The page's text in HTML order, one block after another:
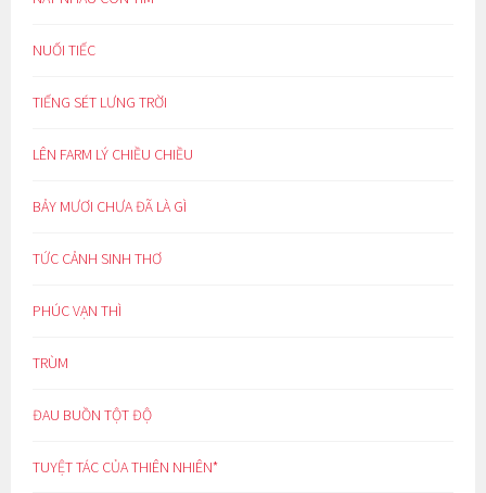
NUỐI TIẾC
TIẾNG SÉT LƯNG TRỜI
LÊN FARM LÝ CHIỀU CHIỀU
BẢY MƯƠI CHƯA ĐÃ LÀ GÌ
TỨC CẢNH SINH THƠ
PHÚC VẠN THÌ
TRÙM
ĐAU BUỒN TỘT ĐỘ
TUYỆT TÁC CỦA THIÊN NHIÊN*